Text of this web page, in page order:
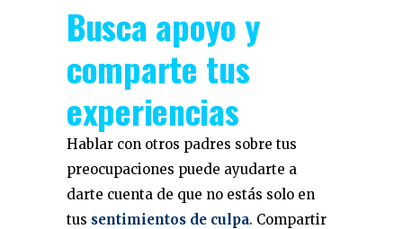
Busca apoyo y
comparte tus
experiencias
Hablar con otros padres sobre tus
preocupaciones puede ayudarte a
darte cuenta de que no estás solo en
tus sentimientos de culpa. Compartir